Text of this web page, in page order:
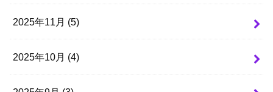
2025年11月 (5)
2025年10月 (4)